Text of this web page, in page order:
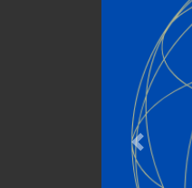
Previous